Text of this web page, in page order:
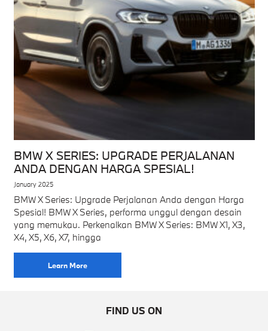
BMW X SERIES: UPGRADE PERJALANAN
ANDA DENGAN HARGA SPESIAL!
January 2025
BMW X Series: Upgrade Perjalanan Anda dengan Harga
Spesial! BMW X Series, performa unggul dengan desain
yang memukau. Perkenalkan BMW X Series: BMW X1, X3,
X4, X5, X6, X7, hingga
Learn More
FIND US ON